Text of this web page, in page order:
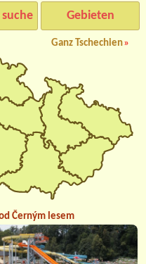
Gebieten
Ganz Tschechien»
Černým lesem